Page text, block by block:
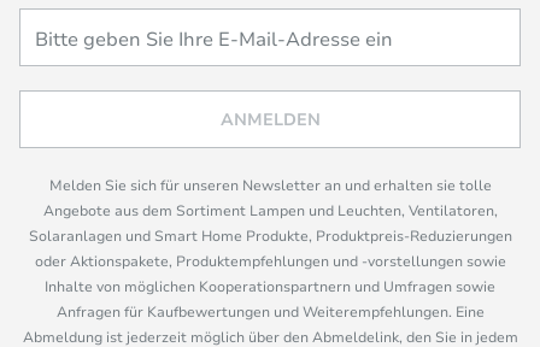
ANMELDEN
Melden Sie sich für unseren Newsletter an und erhalten sie tolle
Angebote aus dem Sortiment Lampen und Leuchten, Ventilatoren,
Solaranlagen und Smart Home Produkte, Produktpreis-Reduzierungen
oder Aktionspakete, Produktempfehlungen und -vorstellungen sowie
Inhalte von möglichen Kooperationspartnern und Umfragen sowie
Anfragen für Kaufbewertungen und Weiterempfehlungen. Eine
Abmeldung ist jederzeit möglich über den Abmeldelink, den Sie in jedem